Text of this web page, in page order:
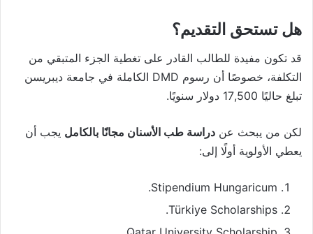
هل تستحق التقديم؟
قد تكون مفيدة للطالب القادر على تغطية الجزء المتبقي من
التكلفة، خصوصًا أن رسوم DMD الكاملة في جامعة ديبريسن
تبلغ حاليًا 17,500 دولار سنويًا.
لكن من يبحث عن دراسة طب الأسنان مجانًا بالكامل يجب أن
يعطي الأولوية أولًا إلى:
Stipendium Hungaricum.
Türkiye Scholarships.